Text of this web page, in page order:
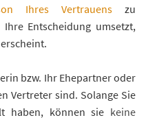
Ihres Vertrauens zu
Entscheidung umsetzt,
bzw. Ihr Ehepartner oder
Vertreter sind. Solange Sie
haben, können sie keine